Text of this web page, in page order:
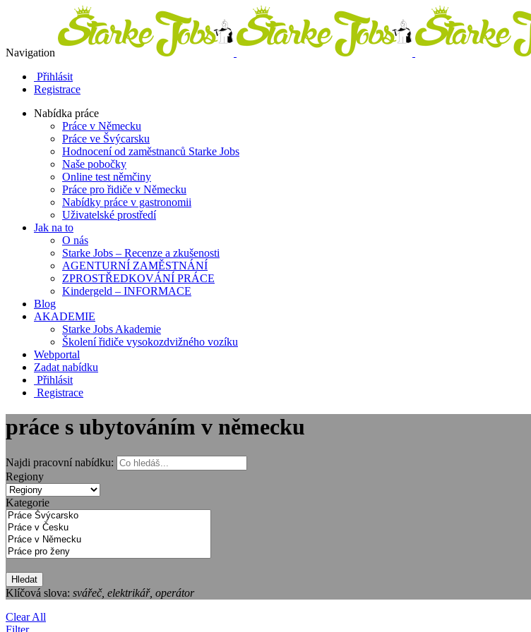
Navigation
Přihlásit
Registrace
Nabídka práce
Práce v Německu
Práce ve Švýcarsku
Hodnocení od zaměstnanců Starke Jobs
Naše pobočky
Online test němčiny
Práce pro řidiče v Německu
Nabídky práce v gastronomii
Uživatelské prostředí
Jak na to
O nás
Starke Jobs – Recenze a zkušenosti
AGENTURNÍ ZAMĚSTNÁNÍ
ZPROSTŘEDKOVÁNÍ PRÁCE
Kindergeld – INFORMACE
Blog
AKADEMIE
Starke Jobs Akademie
Školení řidiče vysokozdvižného vozíku
Webportal
Zadat nabídku
Přihlásit
Registrace
práce s ubytováním v německu
Najdi pracovní nabídku:
Regiony
Kategorie
Hledat
Klíčová slova: svářeč, elektrikář, operátor
Clear All
Filter